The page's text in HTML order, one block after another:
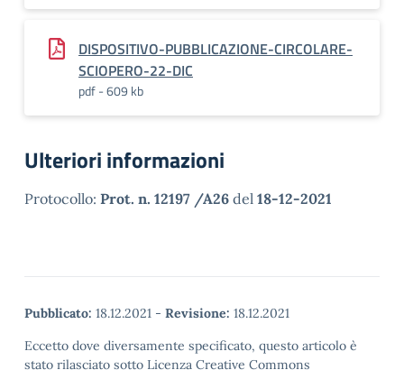
DISPOSITIVO-PUBBLICAZIONE-CIRCOLARE-
SCIOPERO-22-DIC
pdf - 609 kb
Ulteriori informazioni
Protocollo: Prot. n. 12197 /A26 del 18-12-2021
Pubblicato: 18.12.2021 - Revisione: 18.12.2021
Eccetto dove diversamente specificato, questo articolo è
stato rilasciato sotto Licenza Creative Commons